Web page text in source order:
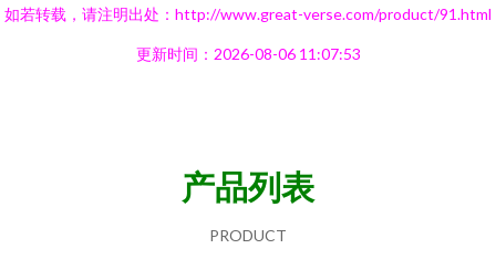
如若转载，请注明出处：http://www.great-verse.com/product/91.html
更新时间：2026-08-06 11:07:53
产品列表
PRODUCT